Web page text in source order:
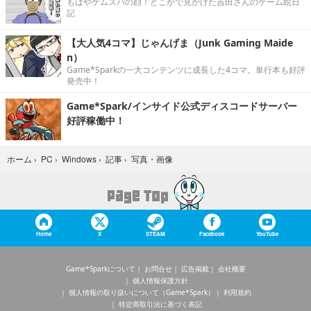
記
【大人気4コマ】じゃんげま（Junk Gaming Maide
n）
Game*Sparkの一大コンテンツに成長した4コマ。単行本も好評
発売中！
Game*Spark/インサイド公式ディスコードサーバー
好評稼働中！
ホーム › PC › Windows › 記事 › 写真・画像
Home X STEAM Facebook YouTube
Game*Sparkについて お問合せ 広告掲載
会社概要
個人情報保護方針
個人情報の取り扱いについて（Game*Spark）
利用規約
特定商取引法に基づく表記